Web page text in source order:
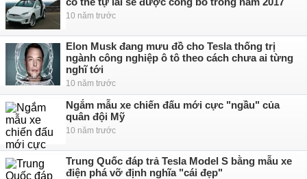
10 năm trước
Elon Musk đang mưu đồ cho Tesla thống trị
ngành công nghiệp ô tô theo cách chưa ai từng
nghĩ tới
10 năm trước
Ngắm mẫu xe chiến đấu mới cực "ngầu" của
quân đội Mỹ
10 năm trước
Trung Quốc đáp trả Tesla Model S bằng mẫu xe
điện phá vỡ định nghĩa "cái đẹp"